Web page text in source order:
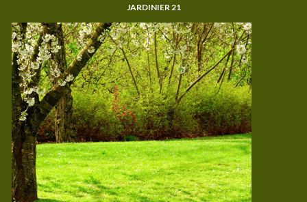
JARDINIER 21